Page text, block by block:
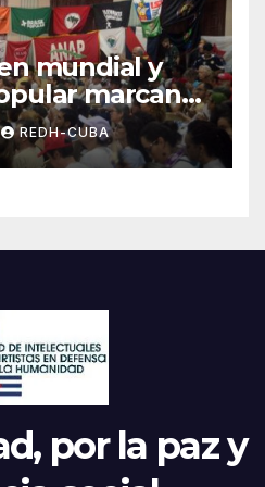
mundial y
marcan
Asamblea
ALBA
Cuba
REDH-CUBA
por la paz y